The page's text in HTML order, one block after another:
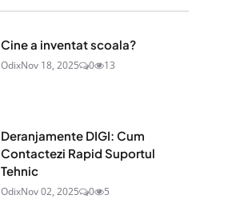
Cine a inventat scoala?
OdixNov 18, 2025 0 13
Deranjamente DIGI: Cum
Contactezi Rapid Suportul
Tehnic
OdixNov 02, 2025 0 5